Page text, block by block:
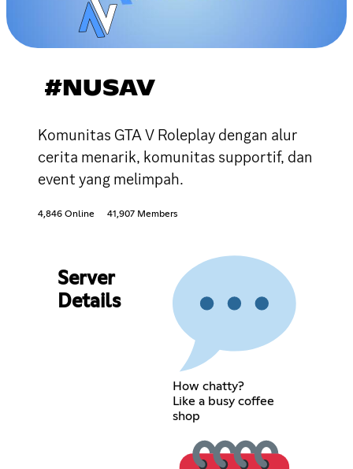
#NUSAV
Komunitas GTA V Roleplay dengan alur
cerita menarik, komunitas supportif, dan
event yang melimpah.
4,846 Online 41,907 Members
Server
Details
How chatty?
Like a busy coffee
shop